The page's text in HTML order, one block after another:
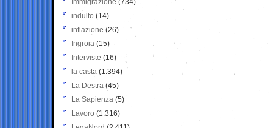
Immigrazione (734)
indulto (14)
inflazione (26)
Ingroia (15)
Interviste (16)
la casta (1.394)
La Destra (45)
La Sapienza (5)
Lavoro (1.316)